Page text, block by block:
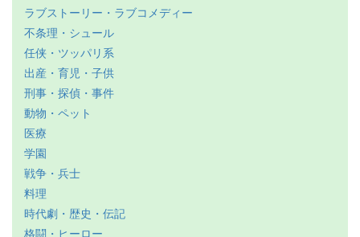
ラブストーリー・ラブコメディー
不条理・シュール
任侠・ツッパリ系
出産・育児・子供
刑事・探偵・事件
動物・ペット
医療
学園
戦争・兵士
料理
時代劇・歴史・伝記
格闘・ヒーロー